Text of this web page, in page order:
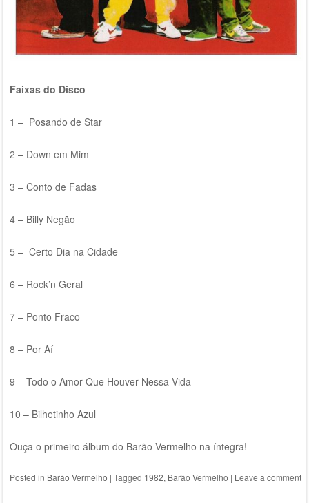
Faixas do Disco
1 – Posando de Star
2 – Down em Mim
3 – Conto de Fadas
4 – Billy Negão
5 – Certo Dia na Cidade
6 – Rock’n Geral
7 – Ponto Fraco
8 – Por Aí
9 – Todo o Amor Que Houver Nessa Vida
10 – Bilhetinho Azul
Ouça o primeiro álbum do Barão Vermelho na íntegra!
Posted in Barão Vermelho | Tagged 1982, Barão Vermelho | Leave a comment